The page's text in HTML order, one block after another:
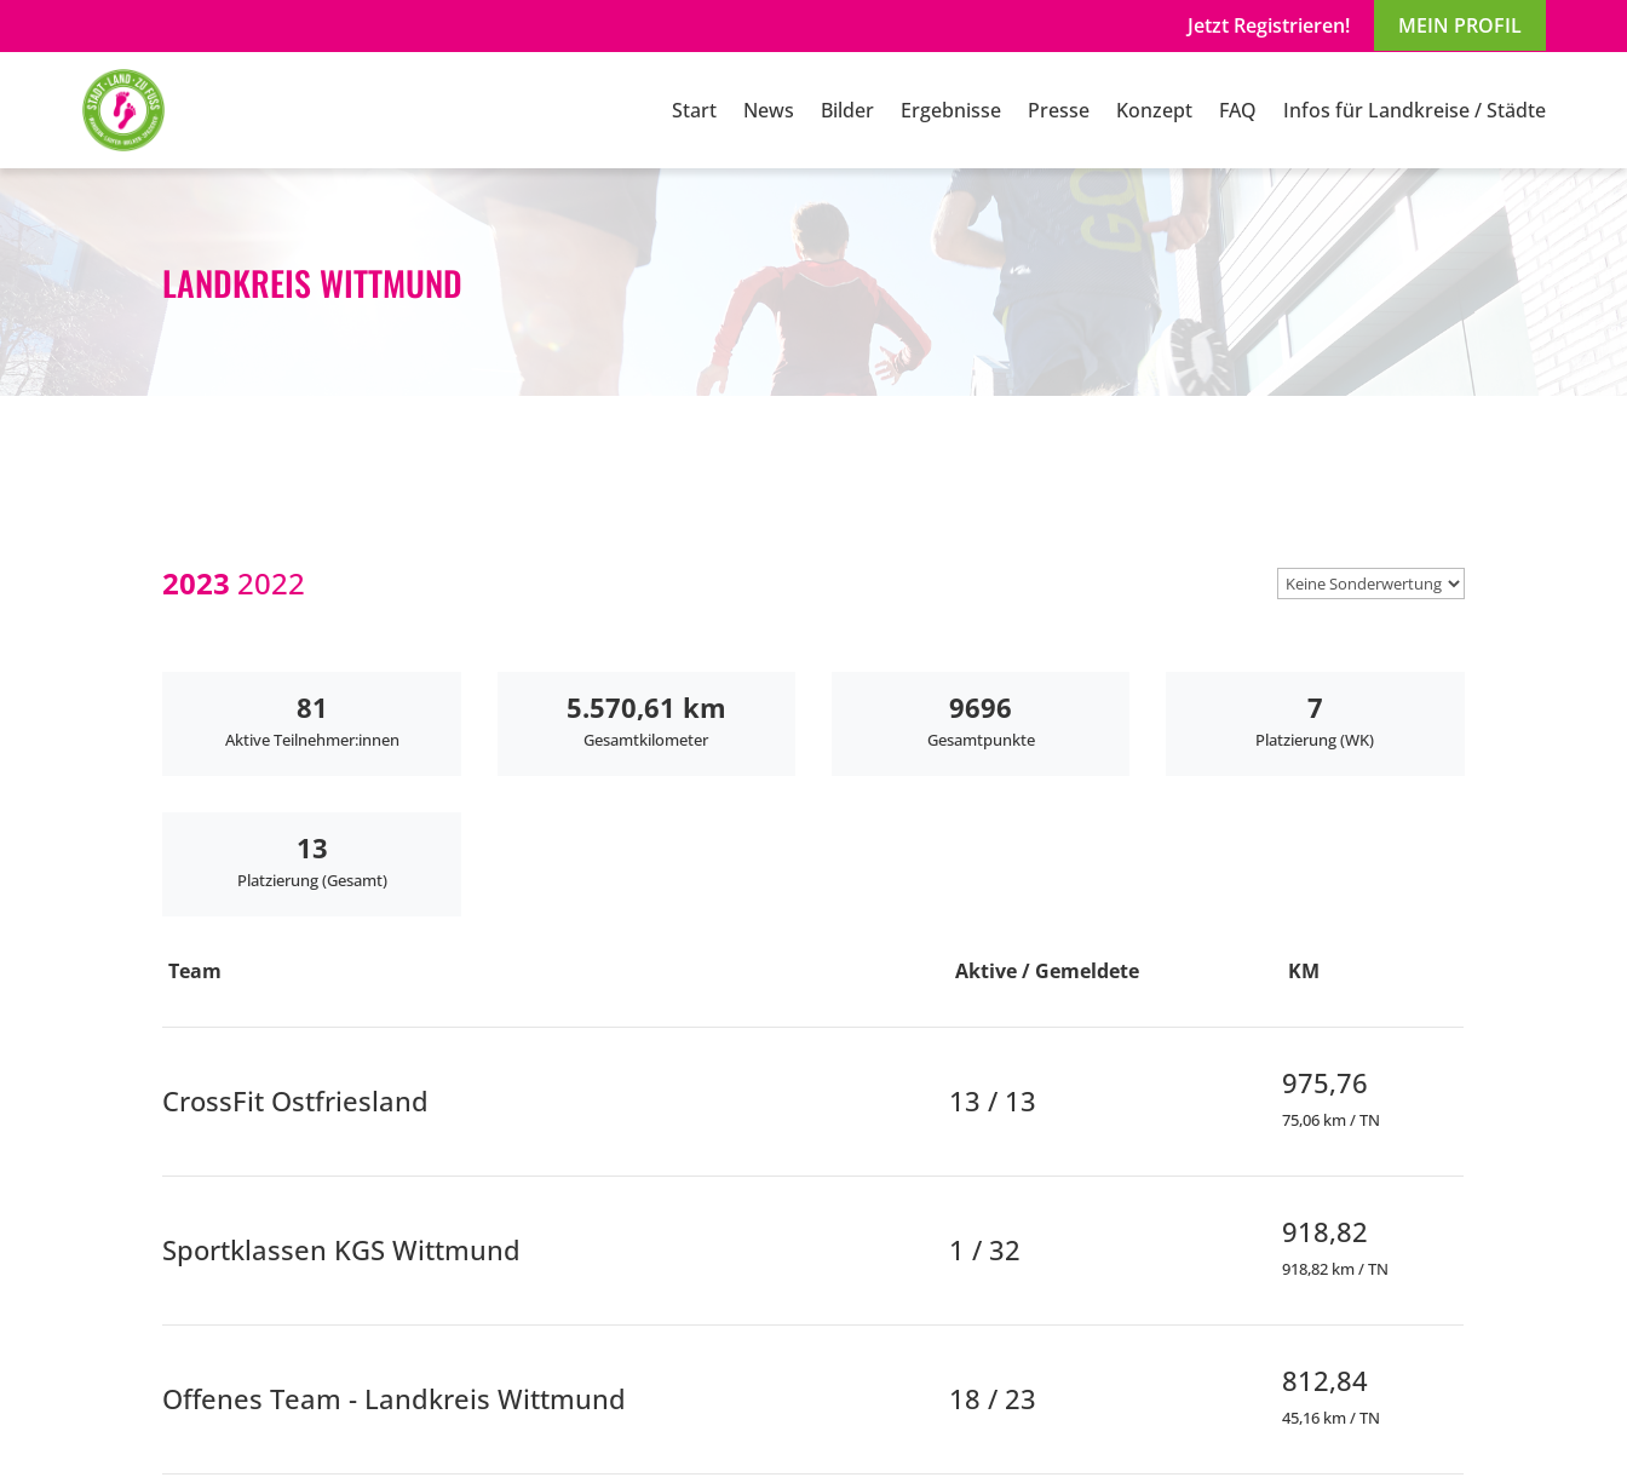
Jetzt Registrieren! MEIN PROFIL
Start News Bilder Ergebnisse Presse Konzept FAQ Infos für Landkreise / Städte
LANDKREIS WITTMUND
2023 2022
81
Aktive Teilnehmer:innen
5.570,61 km
Gesamtkilometer
9696
Gesamtpunkte
7
Platzierung (WK)
13
Platzierung (Gesamt)
Team Aktive / Gemeldete KM
CrossFit Ostfriesland 13 / 13 975,76
75,06 km / TN
Sportklassen KGS Wittmund 1 / 32 918,82
918,82 km / TN
Offenes Team - Landkreis Wittmund 18 / 23 812,84
45,16 km / TN